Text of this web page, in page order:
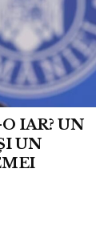
IAR? UN
UN